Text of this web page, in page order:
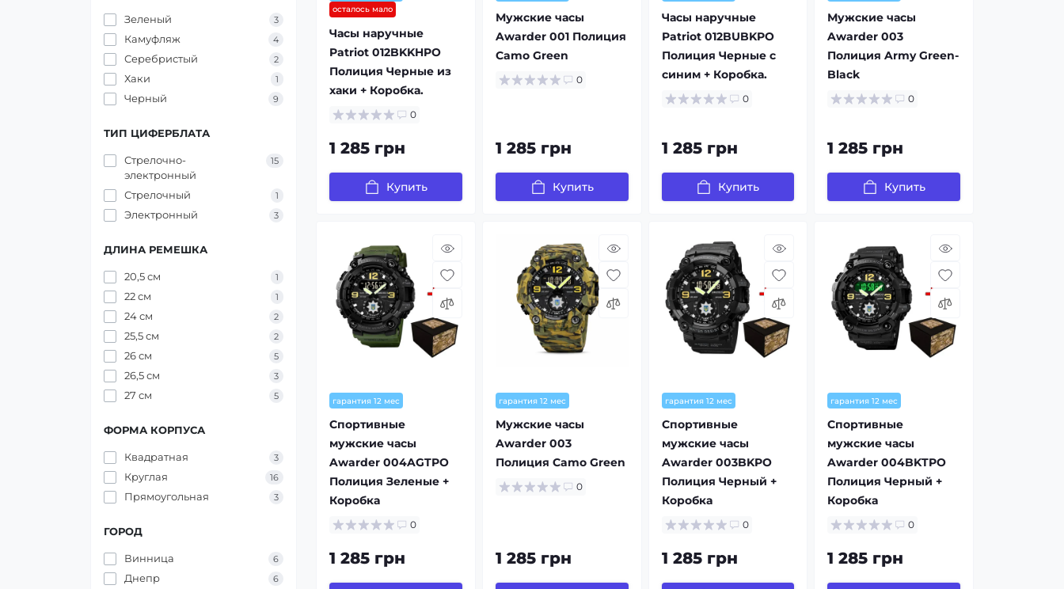
Зеленый 3
Камуфляж 4
Серебристый 2
Хаки 1
Черный 9
ТИП ЦИФЕРБЛАТА
Стрелочно-
электронный
15
Стрелочный 1
Электронный 3
ДЛИНА РЕМЕШКА
20,5 см 1
22 см 1
24 см 2
25,5 см 2
26 см 5
26,5 см 3
27 см 5
ФОРМА КОРПУСА
Квадратная 3
Круглая 16
Прямоугольная 3
ГОРОД
Винница 6
Днепр 6
осталось мало
Часы наручные
Patriot 012BKKHPO
Полиция Черные из
хаки + Коробка.
0
1 285 грн
Купить
Мужские часы
Awarder 001 Полиция
Camo Green
0
1 285 грн
Купить
Часы наручные
Patriot 012BUBKPO
Полиция Черные с
синим + Коробка.
0
1 285 грн
Купить
Мужские часы
Awarder 003
Полиция Army Green-
Black
0
1 285 грн
Купить
гарантия 12 мес
Спортивные
мужские часы
Awarder 004AGTPO
Полиция Зеленые +
Коробка
0
1 285 грн
гарантия 12 мес
Мужские часы
Awarder 003
Полиция Camo Green
0
1 285 грн
гарантия 12 мес
Спортивные
мужские часы
Awarder 003BKPO
Полиция Черный +
Коробка
0
1 285 грн
гарантия 12 мес
Спортивные
мужские часы
Awarder 004BKTPO
Полиция Черный +
Коробка
0
1 285 грн